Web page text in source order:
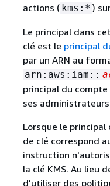
actions ( kms:* )
Le principal dans
clé est le principal
par un ARN au
arn:aws:iam::
principal du
ses
Lorsque le
de clé correspond
instruction
la clé KMS. Au lieu
d'utiliser des